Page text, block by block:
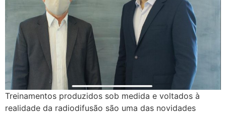
Treinamentos produzidos sob medida e voltados à
realidade da radiodifusão são uma das novidades